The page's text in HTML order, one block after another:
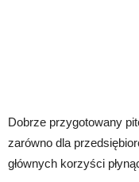
Dobrze przygotowany
zarówno dla
głównych korzyści